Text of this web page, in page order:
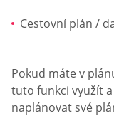
Cestovní plán /
Pokud máte v
tuto funkci využít
naplánovat své